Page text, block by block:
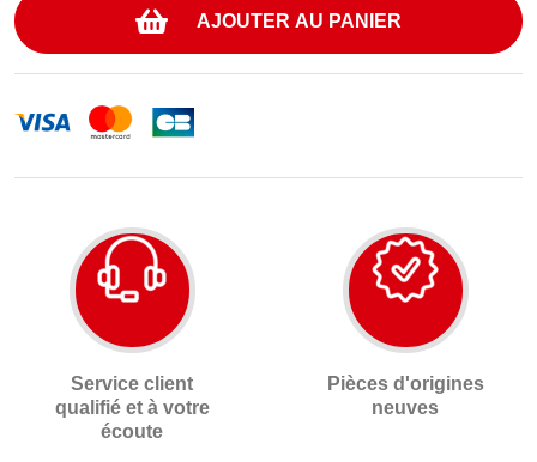
AJOUTER AU PANIER
Service client
qualifié et à votre
écoute
Pièces d'origines
neuves